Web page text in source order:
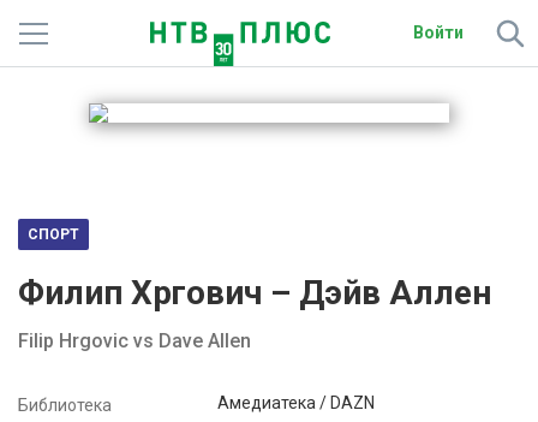
Войти
Телеканалы
СПОРТ
Филип Хргович – Дэйв Аллен
Filip Hrgovic vs Dave Allen
Библиотека Амедиатека / DAZN